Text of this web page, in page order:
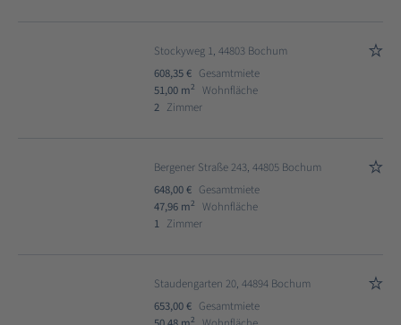
Stockyweg 1, 44803 Bochum
608,35 € Gesamtmiete
51,00 m2
Wohnfläche
2 Zimmer
Bergener Straße 243, 44805 Bochum
648,00 € Gesamtmiete
47,96 m2
Wohnfläche
1 Zimmer
Staudengarten 20, 44894 Bochum
653,00 € Gesamtmiete
2